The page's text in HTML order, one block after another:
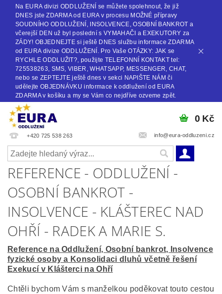
Na EURA divizi ODDLUŽENÍ se můžete spolehnout, že již
DNES jste ZDARMA od EURA v procesu MOŽNÉ přípravy
SOUDNÍHO ODDLUŽENÍ, INSOLVENCE, OSOBNÍ BANKROT a
včerejší DEN už byl poslední s VYMAHAČI a EXEKUTORY za
ZÁDY! OBJEDNEJTE si ještě DNES službu informace ZDARMA
od EURA divize ODDLUŽENÍ. Pro Vaše OTÁZKY: JAK se
RYCHLE ODDLUŽIT?, použijte TELEFONNÍ KONTAKT tel:
725538263, SMS, VIBER, WHATSAPP, MESSENGER, CHAT,
nebo se ZEPTEJTE ještě dnes v sekci NAPIŠTE NÁM či
udělejte OBJEDNÁVKU informace k oddlužení od EURA
ZDARMA v košíku a my se Vám co nejdříve ozveme zpět.
+420 725 538 263 info@eura-oddluzeni.cz
0 Kč
REFERENCE - ODDLUŽENÍ -
OSOBNÍ BANKROT -
INSOLVENCE - KLÁŠTEREC NAD
OHŘÍ - RADEK A MARIE S.
Reference na Oddlužení, Osobní bankrot, Insolvence
fyzické osoby a Konsolidaci dluhů včetně řešení
Exekucí v Klášterci na Ohří
Chtěli bychom Vám s manželkou poděkovat touto cestou